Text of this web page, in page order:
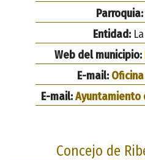
Parroquia:
Entidad:La
Web del municipio:
E-mail:
E-mail:Ayuntamiento
Concejo de